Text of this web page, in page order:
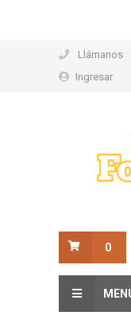
Llámanos
Ingresar
0